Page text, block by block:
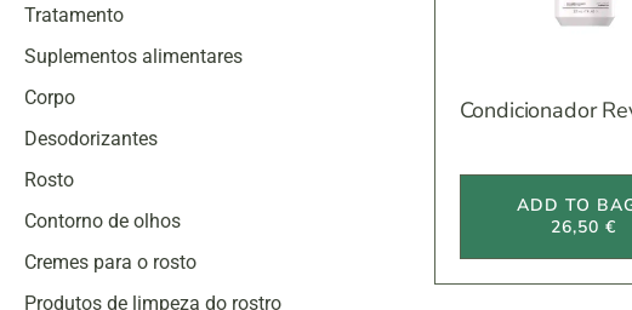
Condicionador
ADD TO
26,50 €
Tratamento
Suplementos alimentares
Corpo
Desodorizantes
Rosto
Contorno de olhos
Cremes para o rosto
Produtos de limpeza do rostro